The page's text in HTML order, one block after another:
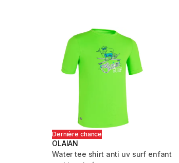
Dernière chance
OLAIAN
Water tee shirt anti uv surf enfant